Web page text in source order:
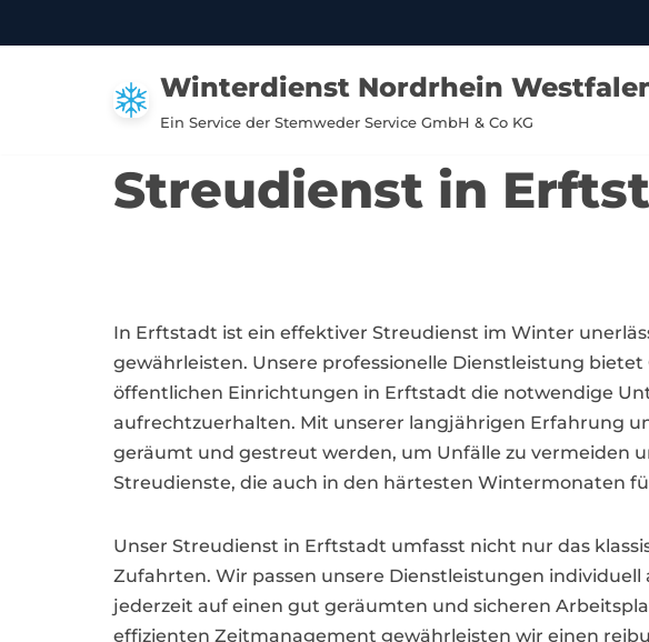
Winterdienst Nordrhein
Ein Service der Stemweder Service GmbH & Co KG
Streudienst in
In Erftstadt ist ein effektiver Streudienst im Winter
gewährleisten. Unsere professionelle Dienstleistung
öffentlichen Einrichtungen in Erftstadt die notwendige
aufrechtzuerhalten. Mit unserer langjährigen Erfahrung
geräumt und gestreut werden, um Unfälle zu vermeiden
Streudienste, die auch in den härtesten Wintermonaten
Unser Streudienst in Erftstadt umfasst nicht nur das
Zufahrten. Wir passen unsere Dienstleistungen
jederzeit auf einen gut geräumten und sicheren
effizienten Zeitmanagement gewährleisten wir einen